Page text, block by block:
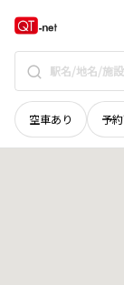
空車あり 予
島根県